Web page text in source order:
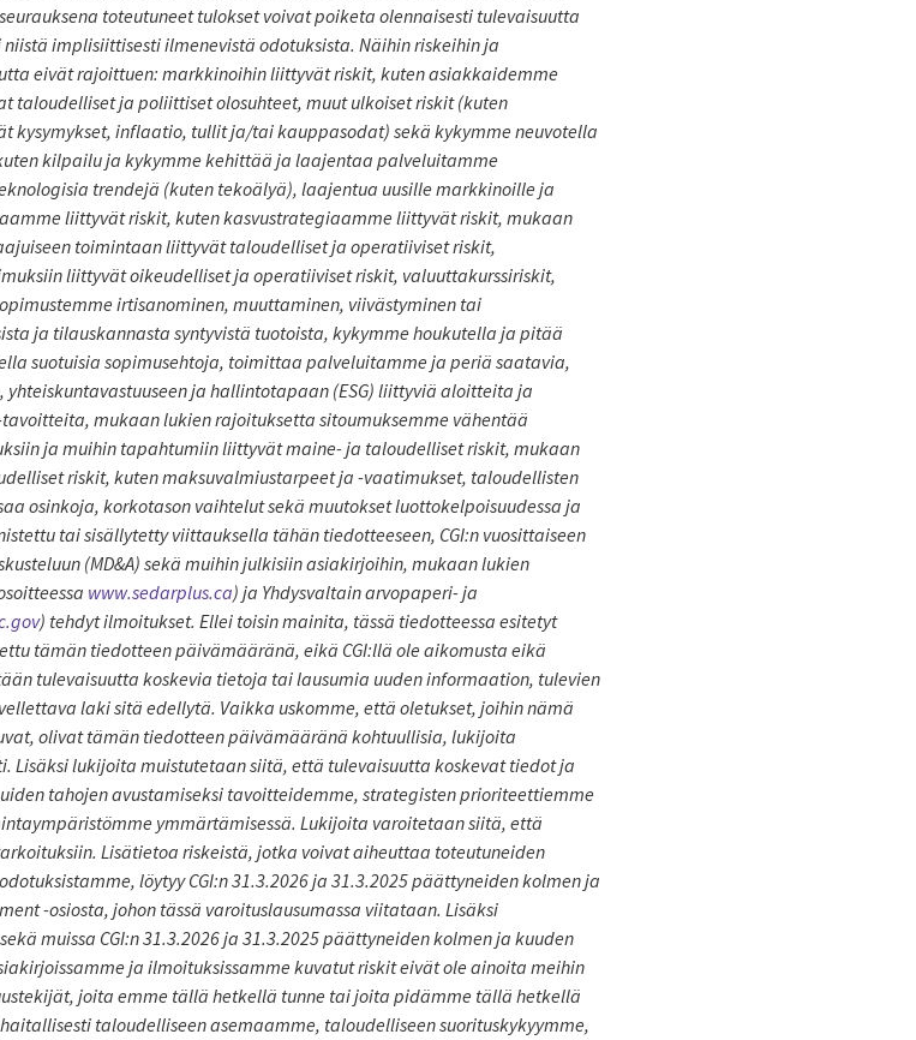
toteutuneet tulokset voivat poiketa olennaisesti tulevaisuutta
implisiittisesti ilmenevistä odotuksista. Näihin riskeihin ja
eivät rajoittuen: markkinoihin liittyvät riskit, kuten asiakkaidemme
taloudelliset ja poliittiset olosuhteet, muut ulkoiset riskit (kuten
kysymykset, inflaatio, tullit ja/tai kauppasodat) sekä kykymme neuvotella
kilpailu ja kykymme kehittää ja laajentaa palveluitamme
trendejä (kuten tekoälyä), laajentua uusille markkinoille ja
liittyvät riskit, kuten kasvustrategiaamme liittyvät riskit, mukaan
toimintaan liittyvät taloudelliset ja operatiiviset riskit,
liittyvät oikeudelliset ja operatiiviset riskit, valuuttakurssiriskit,
irtisanominen, muuttaminen, viivästyminen tai
ja tilauskannasta syntyvistä tuotoista, kykymme houkutella ja pitää
suotuisia sopimusehtoja, toimittaa palveluitamme ja periä saatavia,
ja hallintotapaan (ESG) liittyviä aloitteita ja
mukaan lukien rajoituksetta sitoumuksemme vähentää
ja muihin tapahtumiin liittyvät maine- ja taloudelliset riskit, mukaan
riskit, kuten maksuvalmiustarpeet ja -vaatimukset, taloudellisten
osinkoja, korkotason vaihtelut sekä muutokset luottokelpoisuudessa ja
tai sisällytetty viittauksella tähän tiedotteeseen, CGI:n vuosittaiseen
(MD&A) sekä muihin julkisiin asiakirjoihin, mukaan lukien
www.sedarplus.ca) ja Yhdysvaltain arvopaperi- ja
) tehdyt ilmoitukset. Ellei toisin mainita, tässä tiedotteessa esitetyt
tämän tiedotteen päivämääränä, eikä CGI:llä ole aikomusta eikä
tulevaisuutta koskevia tietoja tai lausumia uuden informaation, tulevien
laki sitä edellytä. Vaikka uskomme, että oletukset, joihin nämä
olivat tämän tiedotteen päivämääränä kohtuullisia, lukijoita
lukijoita muistutetaan siitä, että tulevaisuutta koskevat tiedot ja
tahojen avustamiseksi tavoitteidemme, strategisten prioriteettiemme
ymmärtämisessä. Lukijoita varoitetaan siitä, että
Lisätietoa riskeistä, jotka voivat aiheuttaa toteutuneiden
löytyy CGI:n 31.3.2026 ja 31.3.2025 päättyneiden kolmen ja
-osiosta, johon tässä varoituslausumassa viitataan. Lisäksi
muissa CGI:n 31.3.2026 ja 31.3.2025 päättyneiden kolmen ja kuuden
ja ilmoituksissamme kuvatut riskit eivät ole ainoita meihin
joita emme tällä hetkellä tunne tai joita pidämme tällä hetkellä
taloudelliseen asemaamme, taloudelliseen suorituskykyymme,